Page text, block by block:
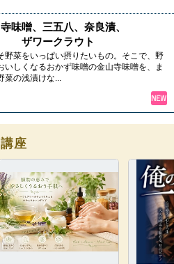
寺味噌、三五八、奈良漬、
ークラウト
野菜をいっぱい摂りたいもの。そこで、野
いしくなるおかず味噌の金山寺味噌を、ま
菜の浅漬けな...
座